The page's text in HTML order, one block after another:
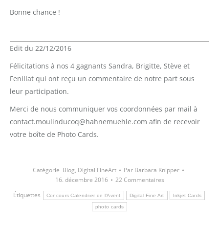
Bonne chance !
Edit du 22/12/2016
Félicitations à nos 4 gagnants Sandra, Brigitte, Stève et
Fenillat qui ont reçu un commentaire de notre part sous
leur participation.
Merci de nous communiquer vos coordonnées par mail à
contact.moulinducoq@hahnemuehle.com afin de recevoir
votre boîte de Photo Cards.
Catégorie Blog, Digital FineArt Par Barbara Knipper
16. décembre 2016
22 Commentaires
Étiquettes
Concours Calendrier de l’Avent Digital Fine Art Inkjet Cards
photo cards